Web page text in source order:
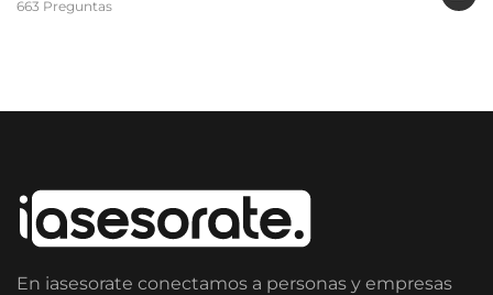
663 Preguntas
En iasesorate conectamos a personas y empresas